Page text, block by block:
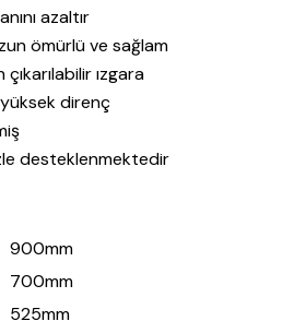
azaltır
ömürlü ve sağlam
ızgara
direnç
desteklenmektedir
900mm
700mm
525mm